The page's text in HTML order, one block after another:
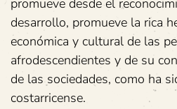
promueve desde el
desarrollo, promueve la rica
económica y cultural de las
afrodescendientes y de su
de las sociedades, como ha
costarricense.